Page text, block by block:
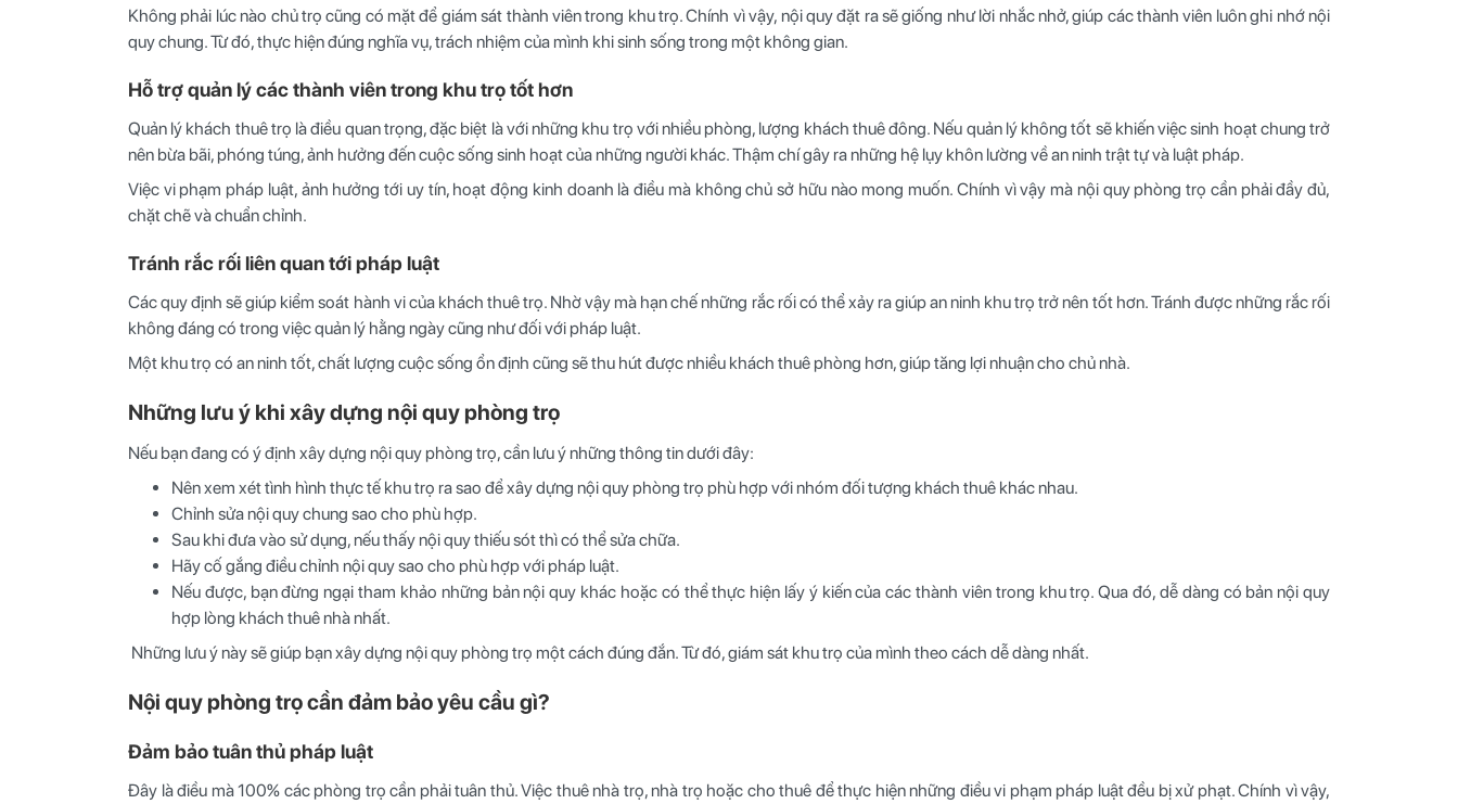
Không phải lúc nào chủ trọ cũng có mặt để giám sát thành viên trong khu trọ. Chính vì vậy, nội quy đặt ra sẽ giống như lời nhắc nhở, giúp các thành viên luôn ghi nhớ nội
quy chung. Từ đó, thực hiện đúng nghĩa vụ, trách nhiệm của mình khi sinh sống trong một không gian.
Hỗ trợ quản lý các thành viên trong khu trọ tốt hơn
Quản lý khách thuê trọ là điều quan trọng, đặc biệt là với những khu trọ với nhiều phòng, lượng khách thuê đông. Nếu quản lý không tốt sẽ khiến việc sinh hoạt chung trở
nên bừa bãi, phóng túng, ảnh hưởng đến cuộc sống sinh hoạt của những người khác. Thậm chí gây ra những hệ lụy khôn lường về an ninh trật tự và luật pháp.
Việc vi phạm pháp luật, ảnh hưởng tới uy tín, hoạt động kinh doanh là điều mà không chủ sở hữu nào mong muốn. Chính vì vậy mà nội quy phòng trọ cần phảiđầy đủ,
chặt chẽ và chuẩn chỉnh.
Tránh rắc rối liên quan tới pháp luật
Các quy định sẽ giúp kiểm soát hành vi của khách thuê trọ. Nhờ vậy mà hạn chế những rắc rối có thể xảy ra giúp an ninh khu trọ trở nên tốt hơn. Tránh được những rắc rối
không đáng có trong việc quản lý hằng ngày cũng như đối với pháp luật.
Một khu trọ có an ninh tốt, chất lượng cuộc sống ổn định cũng sẽ thu hút được nhiều khách thuê phòng hơn, giúp tăng lợi nhuận cho chủ nhà.
Những lưu ý khi xây dựng nội quy phòng trọ
Nếu bạn đang có ý định xây dựng nội quy phòng trọ, cần lưu ý những thông tin dưới đây:
Nên xem xét tình hình thực tế khu trọ ra sao để xây dựng nội quy phòng trọ phù hợp với nhóm đối tượng khách thuê khác nhau.
Chỉnh sửa nội quy chung sao cho phù hợp.
Sau khi đưa vào sử dụng, nếu thấy nội quy thiếu sót thì có thể sửa chữa.
Hãy cố gắng điều chỉnh nội quy sao cho phù hợp với pháp luật.
Nếu được, bạn đừng ngại tham khảo những bản nội quy khác hoặc có thể thực hiện lấy ý kiến của các thành viên trong khu trọ. Qua đó, dễ dàng có bản nội quy
hợp lòng khách thuê nhà nhất.
Những lưu ý này sẽ giúp bạn xây dựng nội quy phòng trọ một cách đúng đắn. Từ đó, giám sát khu trọ của mình theo cách dễ dàng nhất.
Nội quy phòng trọ cần đảm bảo yêu cầu gì?
Đảm bảo tuân thủ pháp luật
Đây là điều mà 100% các phòng trọ cần phải tuân thủ. Việc thuê nhà trọ, nhà trọ hoặc cho thuê để thực hiện những điều vi phạm pháp luật đều bị xử phạt. Chính vì vậy,